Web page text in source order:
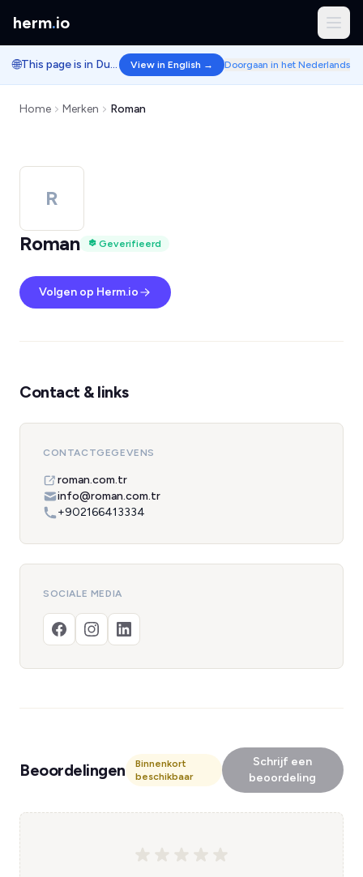
herm.io
🌐 This page is in Dutch. View in English → Doorgaan in het Nederlands
Home Merken Roman
R
Roman
Geverifieerd
Volgen op Herm.io
Contact & links
CONTACTGEGEVENS
roman.com.tr
info@roman.com.tr
+902166413334
SOCIALE MEDIA
Beoordelingen
Binnenkort
beschikbaar
Schrijf een
beoordeling